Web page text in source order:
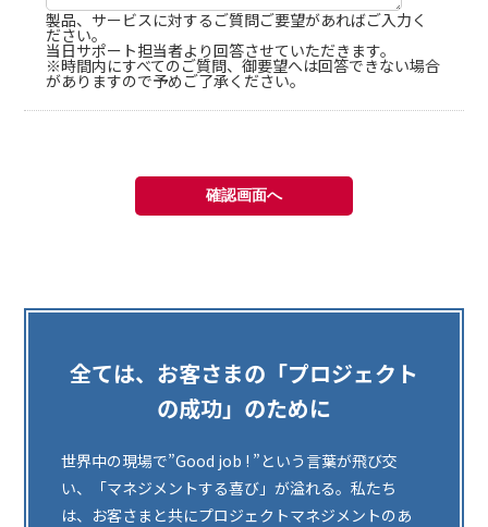
製品、サービスに対するご質問ご要望があればご入力く
ださい。
当日サポート担当者より回答させていただきます。
※時間内にすべてのご質問、御要望へは回答できない場合
がありますので予めご了承ください。
全ては、お客さまの「プロジェクト
の成功」のために
世界中の現場で”Good job ! ”という言葉が飛び交
い、「マネジメントする喜び」が溢れる。私たち
は、お客さまと共にプロジェクトマネジメントのあ